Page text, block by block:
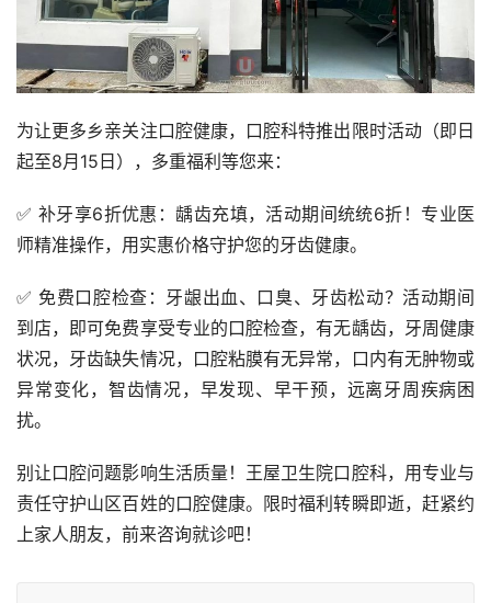
为让更多乡亲关注口腔健康，口腔科特推出限时活动（即日
起至8月15日），多重福利等您来：
✅ 补牙享6折优惠：龋齿充填，活动期间统统6折！专业医
师精准操作，用实惠价格守护您的牙齿健康。
✅ 免费口腔检查：牙龈出血、口臭、牙齿松动？活动期间
到店，即可免费享受专业的口腔检查，有无龋齿，牙周健康
状况，牙齿缺失情况，口腔粘膜有无异常，口内有无肿物或
异常变化，智齿情况，早发现、早干预，远离牙周疾病困
扰。
别让口腔问题影响生活质量！王屋卫生院口腔科，用专业与
责任守护山区百姓的口腔健康。限时福利转瞬即逝，赶紧约
上家人朋友，前来咨询就诊吧！